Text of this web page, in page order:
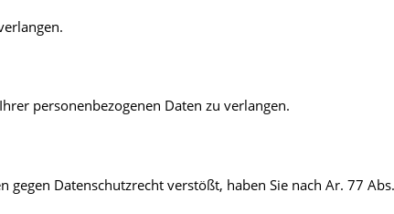
personenbezogenen Daten zu verlangen.
Datenschutzrecht verstößt, haben Sie nach Ar. 77